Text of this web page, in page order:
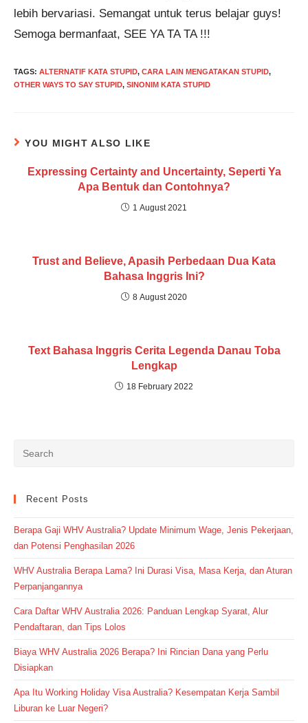
lebih bervariasi. Semangat untuk terus belajar guys!
Semoga bermanfaat, SEE YA TA TA !!!
TAGS: ALTERNATIF KATA STUPID, CARA LAIN MENGATAKAN STUPID,
OTHER WAYS TO SAY STUPID, SINONIM KATA STUPID
YOU MIGHT ALSO LIKE
Expressing Certainty and Uncertainty, Seperti Ya
Apa Bentuk dan Contohnya?
1 August 2021
Trust and Believe, Apasih Perbedaan Dua Kata
Bahasa Inggris Ini?
8 August 2020
Text Bahasa Inggris Cerita Legenda Danau Toba
Lengkap
18 February 2022
Recent Posts
Berapa Gaji WHV Australia? Update Minimum Wage, Jenis Pekerjaan,
dan Potensi Penghasilan 2026
WHV Australia Berapa Lama? Ini Durasi Visa, Masa Kerja, dan Aturan
Perpanjangannya
Cara Daftar WHV Australia 2026: Panduan Lengkap Syarat, Alur
Pendaftaran, dan Tips Lolos
Biaya WHV Australia 2026 Berapa? Ini Rincian Dana yang Perlu
Disiapkan
Apa Itu Working Holiday Visa Australia? Kesempatan Kerja Sambil
Liburan ke Luar Negeri?